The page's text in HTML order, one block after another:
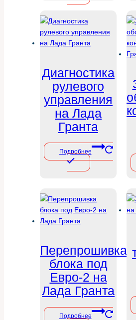
Диагностика
рулевого
управления
на Лада
Гранта
Подробнее
Перепрошивка
блока под
Евро-2 на
Лада Гранта
Подробнее